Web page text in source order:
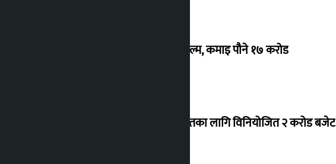
‘गौंथली’ बन्यो धेरै कमाउने सातौं नेपाली फिल्म, कमाइ पौने १७ करोड
शेखरले अस्वीकार गरे कोइराला निवास मर्मतका लागि विनियोजित २ करोड बजेट